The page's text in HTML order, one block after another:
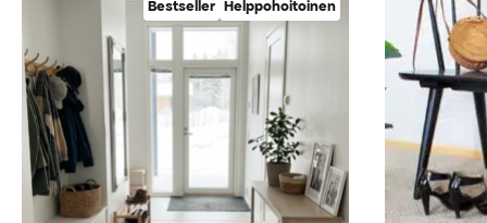
Voit
tehdä
valinnat
tuotteen
sivulla.
jotka
voidaan
valita
tuotteen
sivulla
Bestseller Helppohoitoinen